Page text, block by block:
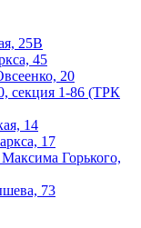
25В
45
20
секция 1-86 (ТРК
14
17
Горького,
73